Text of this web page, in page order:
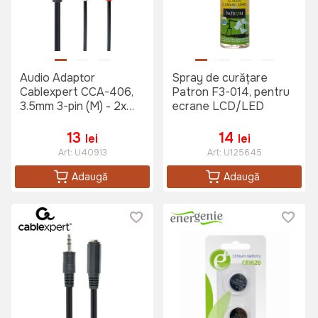
Audio Adaptor
Cablexpert CCA-406,
3.5mm 3-pin (M) - 2x
13 lei
Art: U40913
Adaugă
Spray de curățare
Patron F3-014, pentru
ecrane LCD/LED
14 lei
Art: U125645
Adaugă